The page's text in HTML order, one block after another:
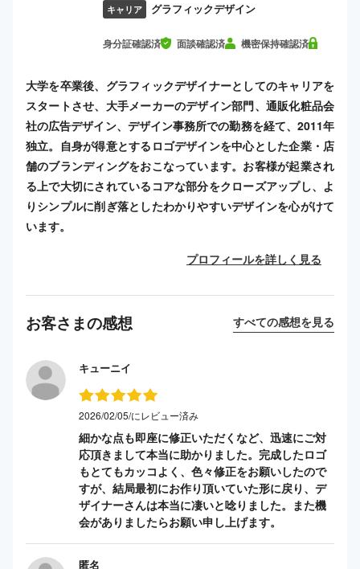
キャリア グラフィックデザイン
身分証確認済 面談確認済 機密保持確認済
大学を卒業後、グラフィックデザイナーとしてのキャリアを
スタートさせ、大手メーカーのデザイン部門、通販化粧品会
社の広告デザイン、デザイン事務所での勤務を経て、2011年
独立。自身が得意とするロゴデザインを中心とした企業・店
舗のブランディングをおこなっています。お客様が起業され
る上で大切にされているコアな部分をクローズアップし、よ
りシンプルに削ぎ落としたわかりやすいデザインを心がけて
います。
プロフィールを詳しく見る
お客さまの感想 すべての感想を見る
キューニイ
2026/02/05/にレビュー済み
細かな点も即座に修正いただくなど、迅速にご対
応頂きまして本当に助かりました。完成したロゴ
もとてもカッコよく、色々修正をお願いしたので
すが、結局最初にお作り頂いていた形に戻り、デ
ザイナーさんは本当に凄いと唸りました。また機
会がありましたらお願い申し上げます。
匿名